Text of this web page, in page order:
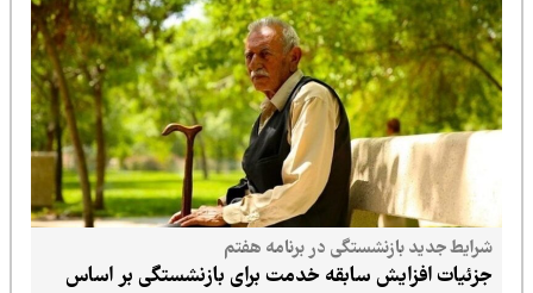
شرایط جدید بازنشستگی در برنامه هفتم
جزئیات افزایش سابقه خدمت برای بازنشستگی بر اساس